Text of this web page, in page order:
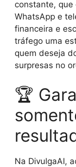
constante,
WhatsApp e
financeira e
tráfego uma
quem deseja
surpresas no
🏆
Na DivulgaAI,